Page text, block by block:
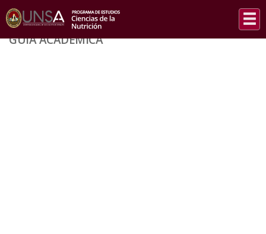
INICIO GUÍA ACADÉMICA
GUÍA ACADÉMICA